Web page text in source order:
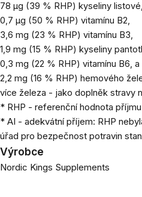
78 μg (39 % RHP) kyseliny listové,
0,7 μg (50 % RHP) vitamínu B2,
3,6 mg (23 % RHP) vitamínu B3,
1,9 mg (15 % RHP) kyseliny
0,3 mg (22 % RHP) vitamínu B6, a
2,2 mg (16 % RHP) hemového
více železa - jako doplněk stravy
* RHP - referenční hodnota příjmu
* AI - adekvátní příjem: RHP
úřad pro bezpečnost potravin
Výrobce
Nordic Kings Supplements